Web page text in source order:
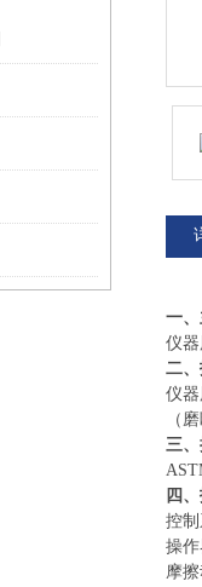
一、
仪
二
仪
（
三
四
控制
操
摩